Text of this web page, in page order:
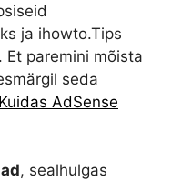
ja ihowto.Tips
Et paremini mõista
seda
Kuidas AdSense
, sealhulgas